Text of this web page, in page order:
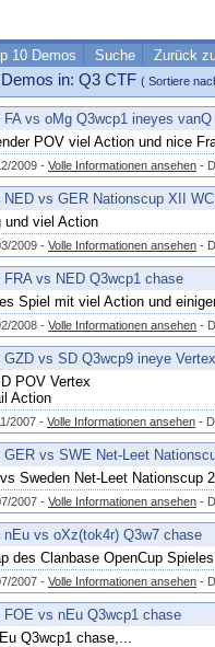
10 Demos Suche Zurück
in: Q3 CTF ( Sortiere
FA vs oMg Q3wcp1 ineyes vanQ
POV viel Action und nice
2009 - Volle Informationen ansehen -
NED vs GER Nationscup XII
und viel Action
2009 - Volle Informationen ansehen -
FRA vs NED Q3wcp1 chase
Spiel mit viel Action und
2008 - Volle Informationen ansehen -
GZD vs SD Q3wcp9 ineye Vertex
POV Vertex
Action
2007 - Volle Informationen ansehen -
GER vs SWE Net-Leet
Sweden Net-Leet Nationscup
2007 - Volle Informationen ansehen -
nEu vs oXz(tok4r) Q3w7 chase
des Clanbase OpenCup
2007 - Volle Informationen ansehen -
FOE vs nEu Q3wcp1 chase
Q3wcp1 chase,...